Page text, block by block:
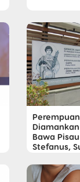
Bawa
Stefanus,